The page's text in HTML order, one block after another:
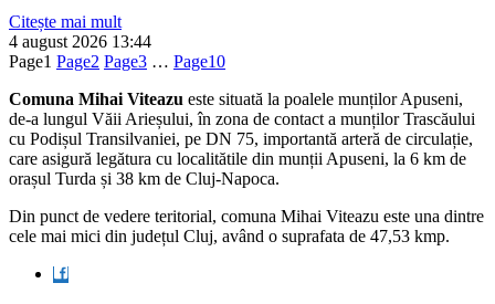
Citește mai mult
4 august 2026 13:44
Page1 Page2 Page3 … Page10
Comuna Mihai Viteazu este situată la poalele munților Apuseni,
de-a lungul Văii Arieșului, în zona de contact a munților Trascăului
cu Podișul Transilvaniei, pe DN 75, importantă arteră de circulație,
care asigură legătura cu localitătile din munții Apuseni, la 6 km de
orașul Turda și 38 km de Cluj-Napoca.
Din punct de vedere teritorial, comuna Mihai Viteazu este una dintre
cele mai mici din județul Cluj, având o suprafata de 47,53 kmp.